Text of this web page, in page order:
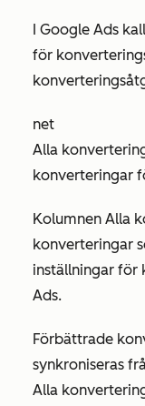
I Google Ads
för
net
Alla
konverteringar
Kolumnen Alla
konverteringar
inställningar för
Ads.
Förbättrade
synkroniseras
Alla